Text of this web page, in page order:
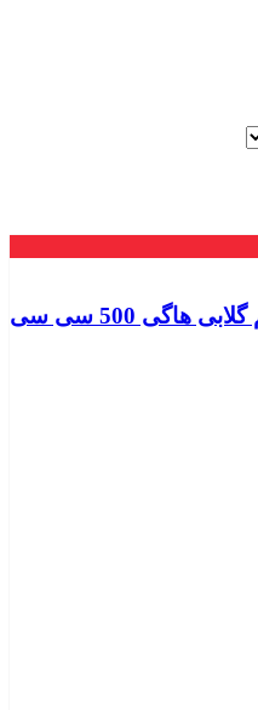
شراب بدون الکل با طعم گلابی هاگی 500 سی سی